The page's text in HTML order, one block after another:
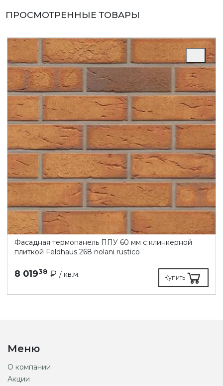
ПРОСМОТРЕННЫЕ ТОВАРЫ
Фасадная термопанель ППУ 60 мм с клинкерной
плиткой Feldhaus 268 nolani rustico
8 01938 ₽ / кв.м. Купить
Меню
О компании
Акции